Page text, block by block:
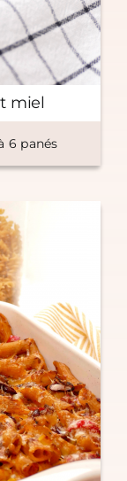
miel
6 panés